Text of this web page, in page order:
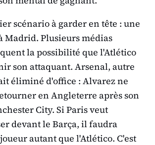
scénario à garder en tête : une
Madrid. Plusieurs médias
la possibilité que l'Atlético
son attaquant. Arsenal, autre
éliminé d'office : Alvarez ne
en Angleterre après son
City. Si Paris veut
devant le Barça, il faudra
autant que l'Atlético. C'est